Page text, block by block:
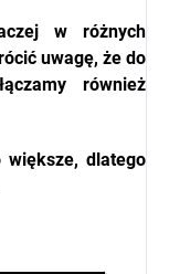
w różnych
uwagę, że do
również
większe, dlatego